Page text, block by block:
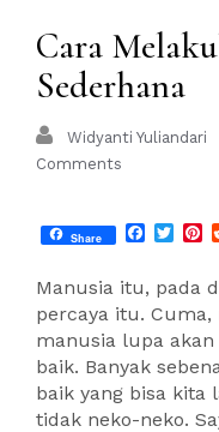
Cara
Sederhana
Widyanti Yuliandari
Comments
Share
Manusia itu, pada
percaya itu.
manusia lupa
baik. Banyak
baik yang bisa kita
tidak neko-neko.